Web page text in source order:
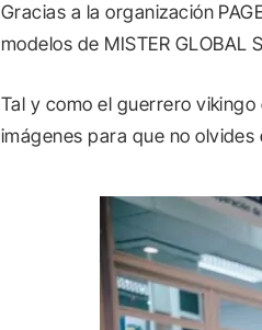
Gracias a la organización
modelos de MISTER
Tal y como el guerrero
imágenes para que no olvides